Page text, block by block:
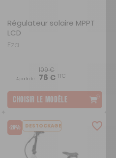
Régulateur solaire MPPT
LCD
Eza
109 €
A partir de : 76 €TTC
CHOISIR LE MODÈLE
-26% DESTOCKAGE